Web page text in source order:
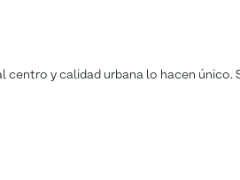
centro y calidad urbana lo hacen único.